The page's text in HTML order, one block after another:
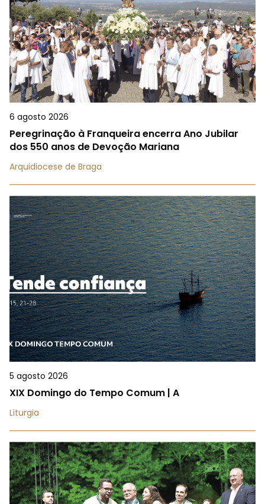
6 agosto 2026
Peregrinação à Franqueira encerra Ano Jubilar
dos 550 anos de Devoção Mariana
Arquidiocese de Braga
5 agosto 2026
XIX Domingo do Tempo Comum | A
Liturgia